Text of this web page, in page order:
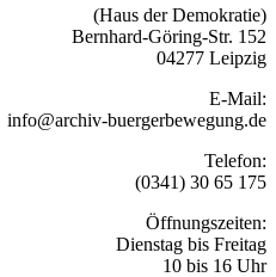
(Haus der Demokratie)
Bernhard-Göring-Str. 152
04277 Leipzig
E-Mail:
info@archiv-buergerbewegung.de
Telefon:
(0341) 30 65 175
Öffnungszeiten:
Dienstag bis Freitag
10 bis 16 Uhr